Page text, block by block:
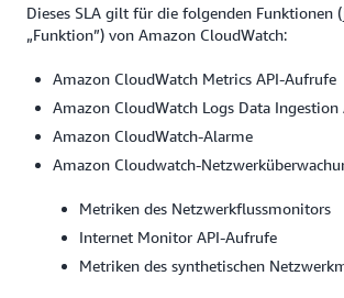
Dieses SLA gilt für die folgenden Funktionen
„Funktion”) von Amazon CloudWatch:
Amazon CloudWatch Metrics API-Aufrufe
Amazon CloudWatch Logs Data Ingestion
Amazon CloudWatch-Alarme
Amazon Cloudwatch-
Metriken des Netzwerkflussmonitors
Internet Monitor API-Aufrufe
Metriken des synthetischen